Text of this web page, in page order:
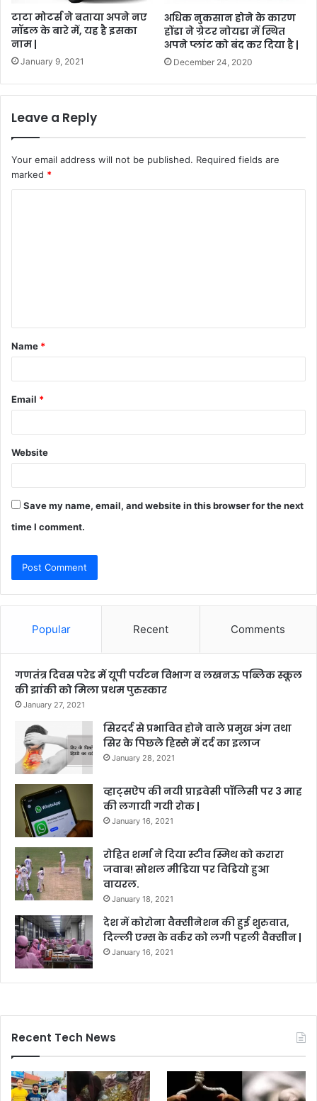
टाटा मोटर्स ने बताया अपने नए
मॉडल के बारे में, यह है इसका
नाम |
January 9, 2021
अधिक नुकसान होने के कारण
होंडा ने ग्रेटर नोयडा में स्थित
अपने प्लांट को बंद कर दिया है |
December 24, 2020
Leave a Reply
Your email address will not be published. Required fields are
marked *
t
*
Name *
Email *
Website
Save my name, email, and website in this browser for the next
time I comment.
Popular Recent Comments
गणतंत्र दिवस परेड में यूपी पर्यटन विभाग व लखनऊ पब्लिक स्कूल
की झांकी को मिला प्रथम पुरुस्कार
January 27, 2021
सिरदर्द से प्रभावित होने वाले प्रमुख अंग तथा
सिर के पिछले हिस्से में दर्द का इलाज
January 28, 2021
व्हाट्सऐप की नयी प्राइवेसी पॉलिसी पर 3 माह
की लगायी गयी रोक |
January 16, 2021
रोहित शर्मा ने दिया स्टीव स्मिथ को करारा
जवाब! सोशल मीडिया पर विडियो हुआ
वायरल.
January 18, 2021
देश में कोरोना वैक्सीनेशन की हुई शुरुवात,
दिल्ली एम्स के वर्कर को लगी पहली वैक्सीन |
January 16, 2021
Recent Tech News